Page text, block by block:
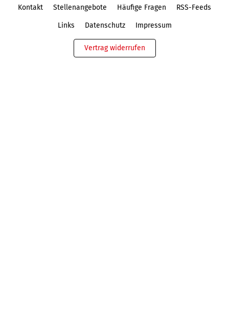
Kontakt Stellenangebote Häufige Fragen RSS-Feeds
Links Datenschutz Impressum
Vertrag widerrufen